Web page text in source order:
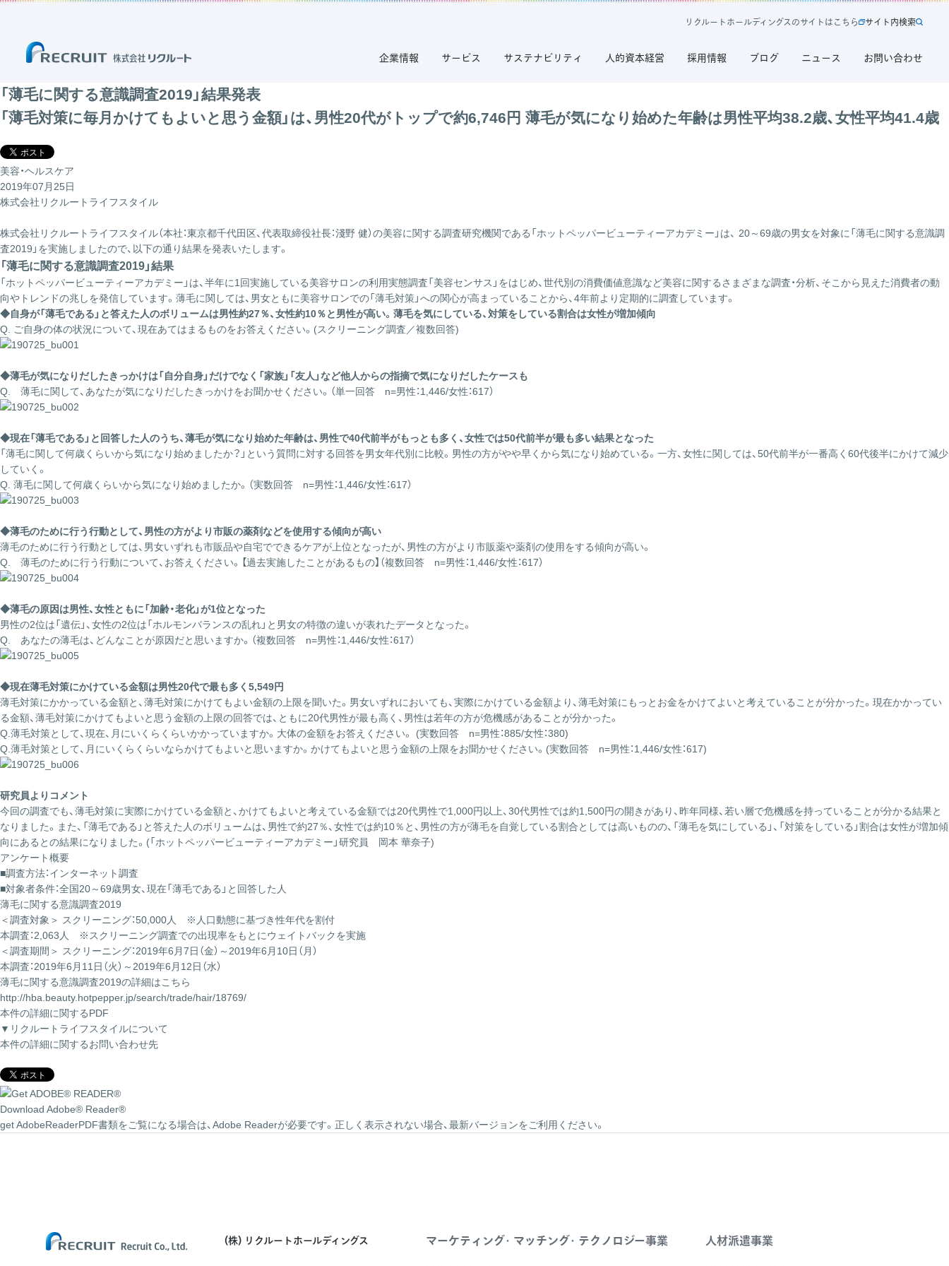
「薄毛に関する意識調査2019」結果発表
「薄毛対策に毎月かけてもよいと思う金額」は、男性20代がトップで約6,746円 薄毛が気になり始めた年齢は男性平均38.2歳、女性平均41.4歳
美容・ヘルスケア
2019年07月25日
株式会社リクルートライフスタイル
株式会社リクルートライフスタイル（本社：東京都千代田区、代表取締役社長：淺野 健）の美容に関する調査研究機関である「ホットペッパービューティーアカデミー」は、 20～69歳の男女を対象に「薄毛に関する意識調
査2019」を実施しましたので、以下の通り結果を発表いたします。
「薄毛に関する意識調査2019」結果
「ホットペッパービューティーアカデミー」は、半年に1回実施している美容サロンの利用実態調査「美容センサス」をはじめ、世代別の消費価値意識など美容に関するさまざまな調査・分析、そこから見えた消費者の動
向やトレンドの兆しを発信しています。薄毛に関しては、男女ともに美容サロンでの「薄毛対策」への関心が高まっていることから、4年前より定期的に調査しています。
◆自身が「薄毛である」と答えた人のボリュームは男性約27％、女性約10％と男性が高い。薄毛を気にしている、対策をしている割合は女性が増加傾向
Q. ご自身の体の状況について、現在あてはまるものをお答えください。(スクリーニング調査／複数回答)
◆薄毛が気になりだしたきっかけは「自分自身」だけでなく「家族」「友人」など他人からの指摘で気になりだしたケースも
Q. 薄毛に関して、あなたが気になりだしたきっかけをお聞かせください。（単一回答 n=男性：1,446/女性：617）
◆現在「薄毛である」と回答した人のうち、薄毛が気になり始めた年齢は、男性で40代前半がもっとも多く、女性では50代前半が最も多い結果となった
「薄毛に関して何歳くらいから気になり始めましたか？」という質問に対する回答を男女年代別に比較。男性の方がやや早くから気になり始めている。一方、女性に関しては、50代前半が一番高く60代後半にかけて減少
していく。
Q. 薄毛に関して何歳くらいから気になり始めましたか。（実数回答 n=男性：1,446/女性：617）
◆薄毛のために行う行動として、男性の方がより市販の薬剤などを使用する傾向が高い
薄毛のために行う行動としては、男女いずれも市販品や自宅でできるケアが上位となったが、男性の方がより市販薬や薬剤の使用をする傾向が高い。
Q. 薄毛のために行う行動について、お答えください。【過去実施したことがあるもの】（複数回答 n=男性：1,446/女性：617）
◆薄毛の原因は男性、女性ともに「加齢・老化」が1位となった
男性の2位は「遺伝」、女性の2位は「ホルモンバランスの乱れ」と男女の特徴の違いが表れたデータとなった。
Q. あなたの薄毛は、どんなことが原因だと思いますか。（複数回答 n=男性：1,446/女性：617）
◆現在薄毛対策にかけている金額は男性20代で最も多く5,549円
薄毛対策にかかっている金額と、薄毛対策にかけてもよい金額の上限を聞いた。男女いずれにおいても、実際にかけている金額より、薄毛対策にもっとお金をかけてよいと考えていることが分かった。現在かかってい
る金額、薄毛対策にかけてもよいと思う金額の上限の回答では、ともに20代男性が最も高く、男性は若年の方が危機感があることが分かった。
Q.薄毛対策として、現在、月にいくらくらいかかっていますか。大体の金額をお答えください。 (実数回答 n=男性：885/女性：380)
Q.薄毛対策として、月にいくらくらいならかけてもよいと思いますか。かけてもよいと思う金額の上限をお聞かせください。(実数回答 n=男性：1,446/女性：617)
研究員よりコメント
今回の調査でも、薄毛対策に実際にかけている金額と、かけてもよいと考えている金額では20代男性で1,000円以上、30代男性では約1,500円の開きがあり、昨年同様、若い層で危機感を持っていることが分かる結果と
なりました。また、「薄毛である」と答えた人のボリュームは、男性で約27％、女性では約10％と、男性の方が薄毛を自覚している割合としては高いものの、「薄毛を気にしている」、「対策をしている」割合は女性が増加傾
向にあるとの結果になりました。(「ホットペッパービューティーアカデミー」研究員 岡本 華奈子)
アンケート概要
■調査方法：インターネット調査
■対象者条件：全国20～69歳男女、現在「薄毛である」と回答した人
薄毛に関する意識調査2019
＜調査対象＞ スクリーニング：50,000人 ※人口動態に基づき性年代を割付
本調査：2,063人 ※スクリーニング調査での出現率をもとにウェイトバックを実施
＜調査期間＞ スクリーニング：2019年6月7日（金）～2019年6月10日（月）
本調査：2019年6月11日（火）～2019年6月12日（水）
薄毛に関する意識調査2019の詳細はこちら
http://hba.beauty.hotpepper.jp/search/trade/hair/18769/
本件の詳細に関するPDF
▼リクルートライフスタイルについて
本件の詳細に関するお問い合わせ先
Download Adobe® Reader®
get AdobeReaderPDF書類をご覧になる場合は、Adobe Readerが必要です。正しく表示されない場合、最新バージョンをご利用ください。
新
タ
く
ー
ィ
ン
グ
ら
リ クルー トホールディ ングスのサイ トはこち ら サ
ト
サイ ト内検索
企業情報 サービス サステナビリティ 人的資本経営 採用情報 ブログ ニュース お問い合わせ
(株) リクルートホールディングス マーケティング・マッチング・テクノロジー事業 人材派遣事業